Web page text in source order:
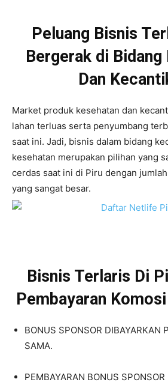
Peluang Bisnis
Bergerak di Bidang
Dan
Market produk kesehatan dan
lahan terluas serta penyumbang
saat ini. Jadi, bisnis dalam bidang
kesehatan merupakan pilihan yang
cerdas saat ini di Piru dengan
yang sangat besar.
Bisnis Terlaris Di
Pembayaran
BONUS SPONSOR DIBAYARKAN
SAMA.
PEMBAYARAN BONUS